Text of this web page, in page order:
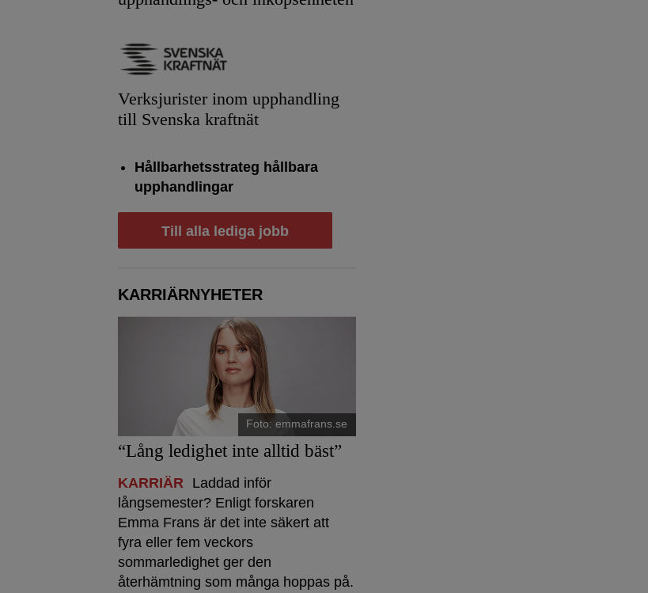
Verksjurister inom upphandling
till Svenska kraftnät
Hållbarhetsstrateg hållbara
upphandlingar
Till alla lediga jobb
KARRIÄRNYHETER
Foto: emmafrans.se
“Lång ledighet inte alltid bäst”
KARRIÄR Laddad inför
långsemester? Enligt forskaren
Emma Frans är det inte säkert att
fyra eller fem veckors
sommarledighet ger den
återhämtning som många hoppas på.